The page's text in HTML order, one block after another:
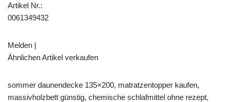
Artikel Nr.:
0061349432
Melden |
Ähnlichen Artikel verkaufen
sommer daunendecke 135×200, matratzentopper kaufen,
massivholzbett günstig, chemische schlafmittel ohne rezept,